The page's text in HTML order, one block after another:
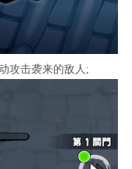
攻击袭来的敌人;